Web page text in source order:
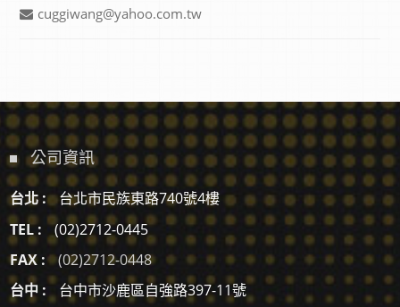
cuggiwang@yahoo.com.tw
公司資訊
台北 : 台北市民族東路740號4樓
TEL :
(02)2712-0445
FAX : (02)2712-0448
台中 :
台中市沙鹿區自強路397-11號